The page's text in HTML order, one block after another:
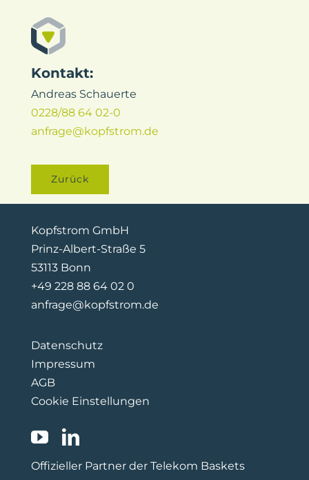
Kontakt:
Andreas Schauerte
0228/88 64 02-0
anfrage@kopfstrom.de
Zurück
Kopfstrom GmbH
Prinz-Albert-Straße 5
53113 Bonn
+49 228 88 64 02 0
anfrage@kopfstrom.de
Datenschutz
Impressum
AGB
Cookie Einstellungen
Offizieller Partner der Telekom Baskets